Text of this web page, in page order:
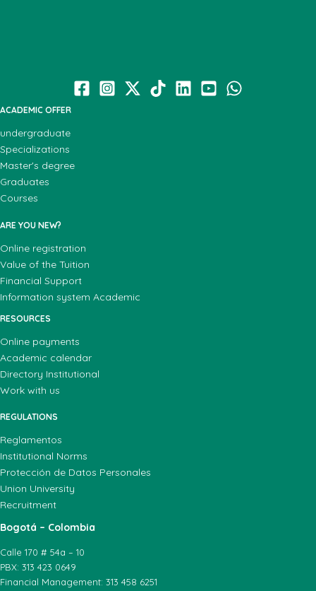
ACADEMIC OFFER
undergraduate
Specializations
Master's degree
Graduates
Courses
ARE YOU NEW?
Online registration
Value of the Tuition
Financial Support
Information system Academic
RESOURCES
Online payments
Academic calendar
Directory Institutional
Work with us
REGULATIONS
Reglamentos
Institutional Norms
Protección de Datos Personales
Union University
Recruitment
Bogotá – Colombia
Calle 170 # 54a – 10
PBX: 313 423 0649
Financial Management: 313 458 6251